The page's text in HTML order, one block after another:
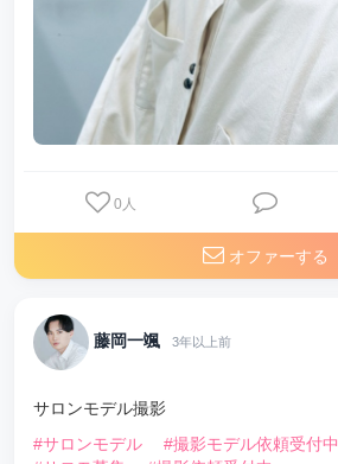
0 人
オファーする
藤岡一颯 3年以上前
サロンモデル撮影
#サロンモデル
#撮影モデル依頼受付中